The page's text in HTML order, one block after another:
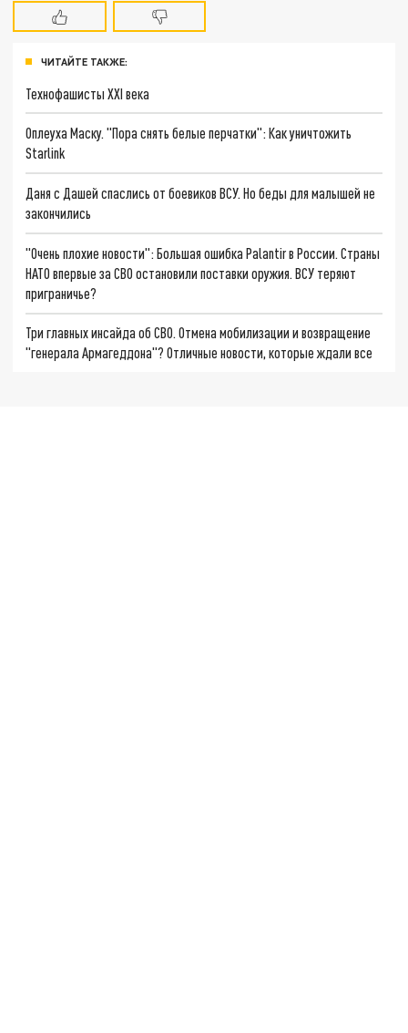
ЧИТАЙТЕ ТАКЖЕ:
Технофашисты XXI века
Оплеуха Маску. "Пора снять белые перчатки": Как уничтожить
Starlink
Даня с Дашей спаслись от боевиков ВСУ. Но беды для малышей не
закончились
"Очень плохие новости": Большая ошибка Palantir в России. Страны
НАТО впервые за СВО остановили поставки оружия. ВСУ теряют
приграничье?
Три главных инсайда об СВО. Отмена мобилизации и возвращение
"генерала Армагеддона"? Отличные новости, которые ждали все